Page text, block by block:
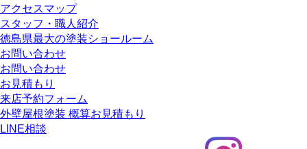
アクセスマップ
スタッフ・職人紹介
徳島県最大の塗装ショールーム
お問い合わせ
お問い合わせ
お見積もり
来店予約フォーム
外壁屋根塗装 概算お見積もり
LINE相談